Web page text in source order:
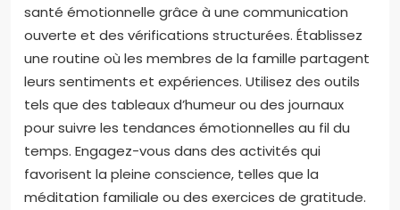
santé émotionnelle grâce à une communication
ouverte et des vérifications structurées. Établissez
une routine où les membres de la famille partagent
leurs sentiments et expériences. Utilisez des outils
tels que des tableaux d’humeur ou des journaux
pour suivre les tendances émotionnelles au fil du
temps. Engagez-vous dans des activités qui
favorisent la pleine conscience, telles que la
méditation familiale ou des exercices de gratitude.